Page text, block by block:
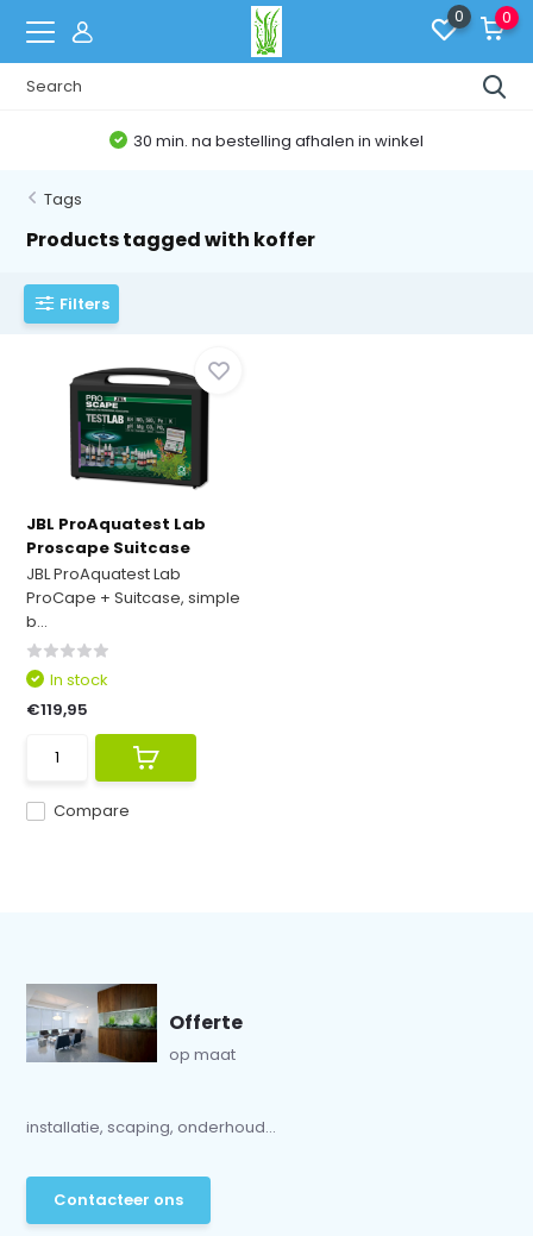
0 0
30 min. na bestelling afhalen in winkel
Tags
Products tagged with koffer
Filters
JBL ProAquatest Lab
Proscape Suitcase
JBL ProAquatest Lab
ProCape + Suitcase, simple
b...
Compare
In stock
€119,95
Offerte
op maat
installatie, scaping, onderhoud...
Contacteer ons